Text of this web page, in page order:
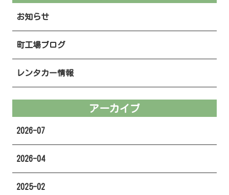
お知らせ
町工場ブログ
レンタカー情報
アーカイブ
2026-07
2026-04
2025-02